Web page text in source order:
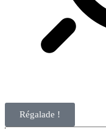
Régalade !